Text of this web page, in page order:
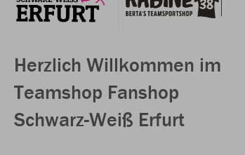
Herzlich Willkommen im
Teamshop Fanshop
Schwarz-Weiß Erfurt